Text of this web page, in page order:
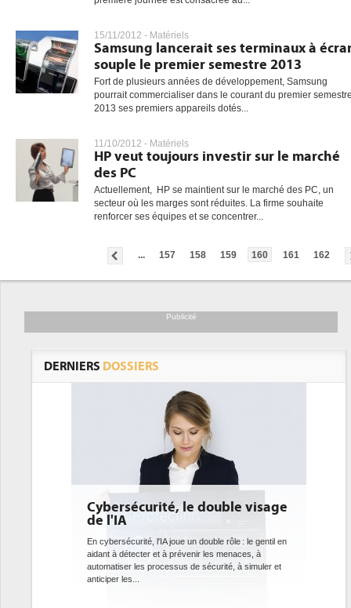
15/11/2012 - Matériels
Samsung lancerait ses terminaux à
souple le premier semestre 2013
Fort de plusieurs années de développement, Samsung
pourrait commercialiser dans le courant du premier
2013 ses premiers appareils dotés...
11/10/2012 - Matériels
HP veut toujours investir sur le marché
des PC
Actuellement, HP se maintient sur le marché des PC, un
secteur où les marges sont réduites. La firme souhaite
renforcer ses équipes et se concentrer...
... 157 158 159 160 161 162
Publicité
DERNIERS DOSSIERS
le double visage
l'IA joue un double rôle : le gentil en
et à prévenir les menaces, à
de sécurité, à simuler et
DEE: l'efficacité
bientôt une obligation
datacenters
Des datacenters plus durables et plus
ce que recherchent les pouvoirs publics